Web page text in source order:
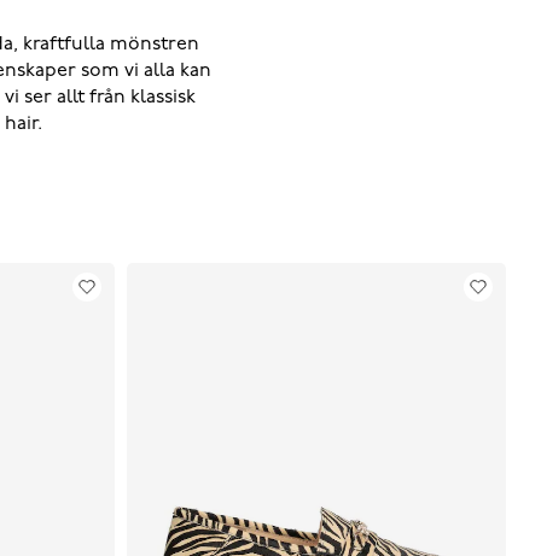
kraftfulla mönstren
som vi alla kan
ser allt från klassisk